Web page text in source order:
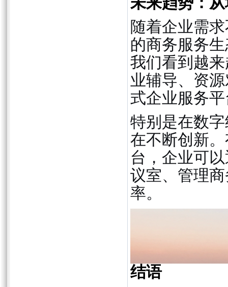
随着企业需
的商务服务
我们看到越
业辅导、资
式企业服务
特别是在数
在不断创新
台，企业可
议室、管理
率。
结语